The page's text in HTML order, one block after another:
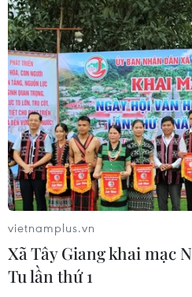
vietnamplus.vn
Xã Tây Giang khai mạc
Tu lần thứ 1